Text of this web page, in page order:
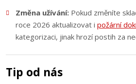
Změna užívání:Pokud změníte
roce 2026 aktualizovat i požární
kategorizaci, jinak hrozí postih za
Tip od nás